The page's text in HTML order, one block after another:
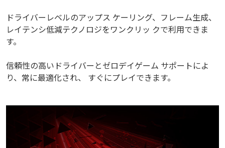
ドライバーレベルのアップス ケーリング、フレーム生成、
レイテンシ低減テクノロジをワンクリッ クで利用できま
す。
信頼性の高いドライバーとゼロデイゲーム サポートによ
り、常に最適化され、 すぐにプレイできます。